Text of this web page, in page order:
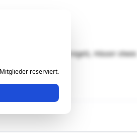
reserviert.
Haus 13;
Gebäuderiegels, Häuser etwas